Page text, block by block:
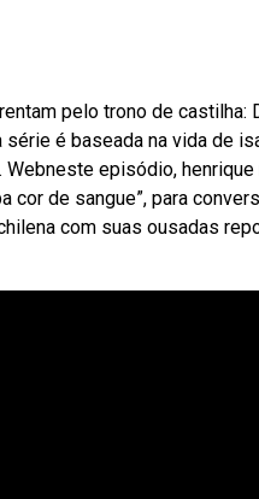
pelo trono de castilha:
é baseada na vida de
episódio,
cor de sangue”, para
com suas ousadas